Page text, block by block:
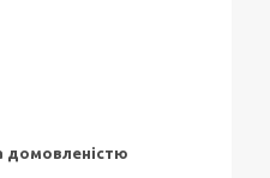
домовленістю